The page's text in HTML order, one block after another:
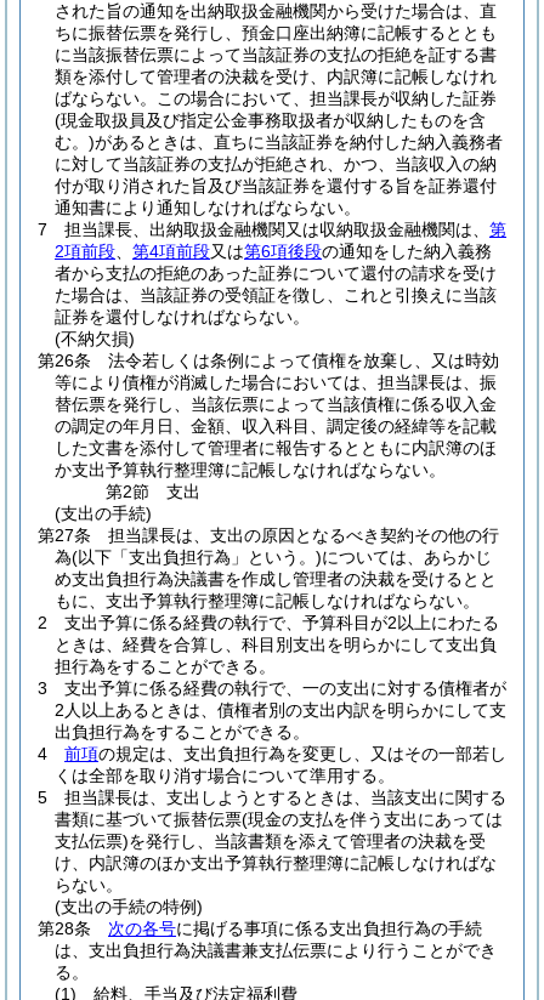
された旨の通知を出納取扱金融機関から受けた場合は、直
ちに振替伝票を発行し、預金口座出納簿に記帳するととも
に当該振替伝票によって当該証券の支払の拒絶を証する書
類を添付して管理者の決裁を受け、内訳簿に記帳しなけれ
ばならない。
この場合において、担当課長が収納した証券
(現金取扱員及び指定公金事務取扱者が収納したものを含
む。)があるときは、直ちに当該証券を納付した納入義務者
に対して当該証券の支払が拒絶され、かつ、当該収入の納
付が取り消された旨及び当該証券を還付する旨を証券還付
通知書により通知しなければならない。
7
担当課長、出納取扱金融機関又は収納取扱金融機関は、 第
2項前段
第4項前段又は第6項後段の通知をした納入義務
者から支払の拒絶のあった証券について還付の請求を受け
た場合は、当該証券の受領証を徴し、これと引換えに当該
証券を還付しなければならない。
(不納欠損)
第26条
法令若しくは条例によって債権を放棄し、又は時効
等により債権が消滅した場合においては、担当課長は、振
替伝票を発行し、当該伝票によって当該債権に係る収入金
の調定の年月日、金額、収入科目、調定後の経緯等を記載
した文書を添付して管理者に報告するとともに内訳簿のほ
か支出予算執行整理簿に記帳しなければならない。
第2節
支出
(支出の手続)
第27条
担当課長は、支出の原因となるべき契約その他の行
為(以下「支出負担行為」という。)については、あらかじ
め支出負担行為決議書を作成し管理者の決裁を受けるとと
もに、支出予算執行整理簿に記帳しなければならない。
2
支出予算に係る経費の執行で、予算科目が2以上にわたる
ときは、経費を合算し、科目別支出を明らかにして支出負
担行為をすることができる。
3
支出予算に係る経費の執行で、一の支出に対する債権者が
2人以上あるときは、債権者別の支出内訳を明らかにして支
出負担行為をすることができる。
4
前項の規定は、支出負担行為を変更し、又はその一部若し
くは全部を取り消す場合について準用する。
5
担当課長は、支出しようとするときは、当該支出に関する
書類に基づいて振替伝票(現金の支払を伴う支出にあっては
支払伝票)を発行し、当該書類を添えて管理者の決裁を受
け、内訳簿のほか支出予算執行整理簿に記帳しなければな
らない。
(支出の手続の特例)
第28条
次の各号に掲げる事項に係る支出負担行為の手続
は、支出負担行為決議書兼支払伝票により行うことができ
る。
(1)
給料、手当及び法定福利費